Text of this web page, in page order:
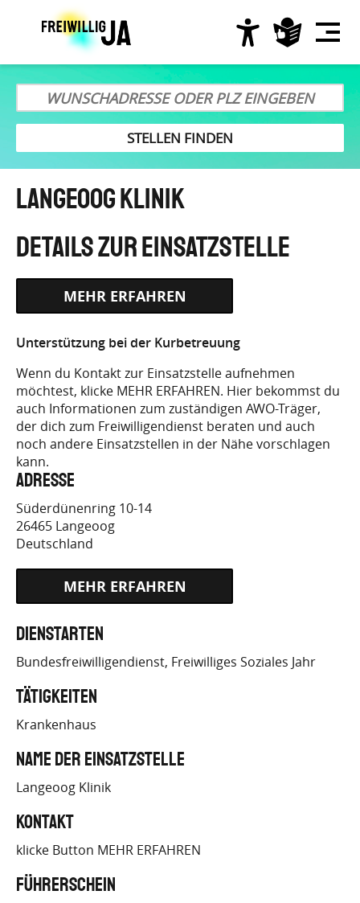
Hauptnavigation
Langeoog Klinik
FREIWILLICH.DE/FINDE-
DEINE-
STELLE/EINSATZPLATZ/?
Unterstützung bei der Kurbetreuung
Wenn du Kontakt zur Einsatzstelle aufnehmen
möchtest, klicke MEHR ERFAHREN. Hier bekommst du
auch Informationen zum zuständigen AWO-Träger,
der dich zum Freiwilligendienst beraten und auch
noch andere Einsatzstellen in der Nähe vorschlagen
kann.
Adresse
Süderdünenring 10-14
26465 Langeoog
Deutschland
FREIWILLICH.DE/FINDE-
STELLE/EINSATZPLATZ/?
JOB_ID=435
Dienstarten
Bundesfreiwilligendienst Freiwilliges Soziales Jahr
Tätigkeiten
Krankenhaus
Name der Einsatzstelle
Langeoog Klinik
Kontakt
klicke Button MEHR ERFAHREN
Führerschein